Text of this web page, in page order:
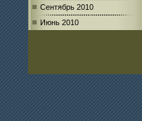
Сентябрь 2010
Июнь 2010